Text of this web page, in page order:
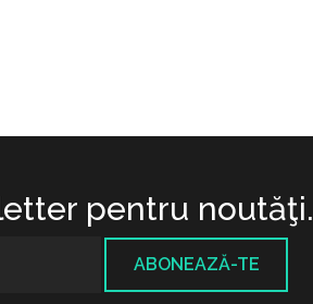
pentru noutăţi.
ABONEAZĂ-TE